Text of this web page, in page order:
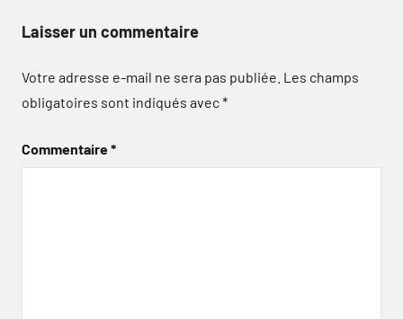
Laisser un commentaire
Votre adresse e-mail ne sera pas publiée. Les champs
obligatoires sont indiqués avec*
Commentaire*